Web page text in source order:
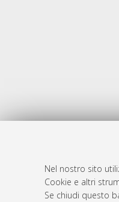
Nel nostro sito
Cookie e altri
Se chiudi questo
Atom